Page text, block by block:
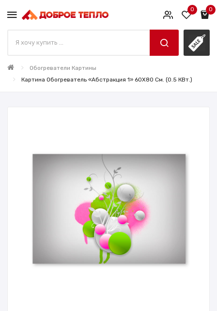
0 0
Обогреватели Картины
Картина Обогреватель «Абстракция 1» 60X80 См. (0.5 КВт.)